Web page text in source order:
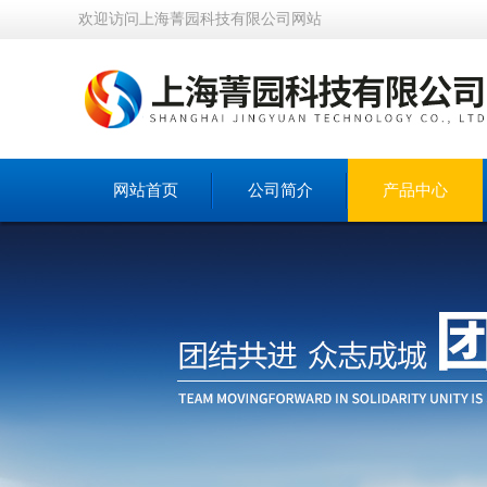
欢迎访问上海菁园科技有限公司网站
网站首页 公司简介 产品中心